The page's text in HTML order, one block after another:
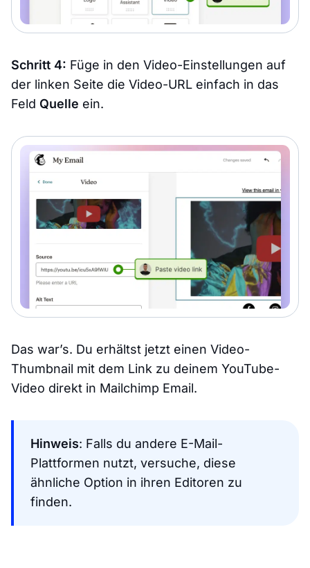
Schritt 4: Füge in den Video-Einstellungen auf
der linken Seite die Video-URL einfach in das
Feld Quelle ein.
Das war’s. Du erhältst jetzt einen Video-
Thumbnail mit dem Link zu deinem YouTube-
Video direkt in Mailchimp Email.
Hinweis: Falls du andere E-Mail-
Plattformen nutzt, versuche, diese
ähnliche Option in ihren Editoren zu
finden.